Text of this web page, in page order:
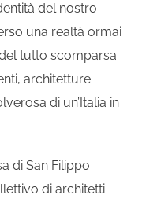
del nostro
una realtà ormai
tutto scomparsa:
architetture
di un’Italia in
di San Filippo
di architetti